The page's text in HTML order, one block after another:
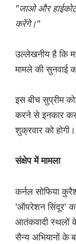
"जाओ और
करेंगे।"
उल्लेखनीय है कि
मामले की सुनवाई
इस बीच सुप्रीम
करने से इनकार
शुक्रवार को होगी।
संक्षेप में मामला
कर्नल सोफिया
'ऑपरेशन सिंदूर' का
आतंकवादी स्थलों के
सैन्य अभियानों के